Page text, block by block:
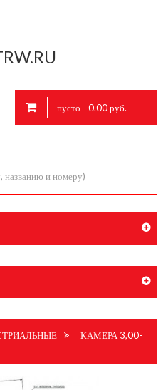
пусто - 0.00 руб.
>
КАМЕРА 3,00-